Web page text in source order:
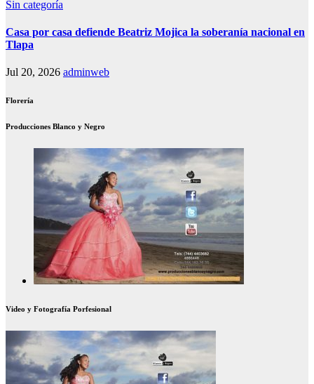
Sin categoría
Casa por casa defiende Beatriz Mojica la soberanía nacional en
Tlapa
Jul 20, 2026 adminweb
Florería
Producciones Blanco y Negro
Video y Fotografía Porfesional